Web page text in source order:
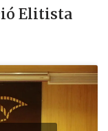
Elitista